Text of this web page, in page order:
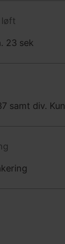
løft
23 sek
samt div.